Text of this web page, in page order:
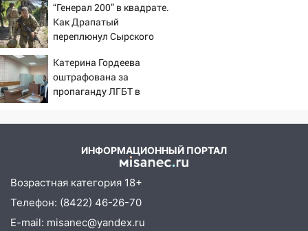
детство 07/08/2026 –
Новости
“Генерал 200” в квадрате.
Как Драпатый
переплюнул Сырского
Катерина Гордеева
оштрафована за
пропаганду ЛГБТ в
ИНФОРМАЦИОННЫЙ ПОРТАЛ
Возрастная категория 18+
Телефон: (8422) 46-26-70
E-mail: misanec@yandex.ru